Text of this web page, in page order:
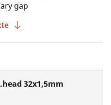
gap
32x1,5mm